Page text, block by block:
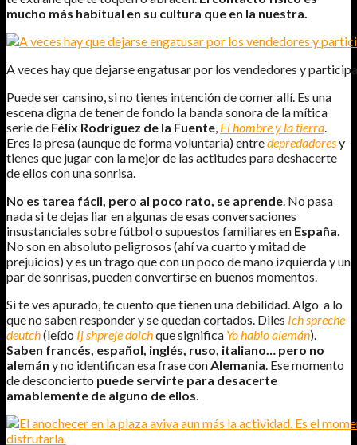
mucho más habitual en su cultura que en la nuestra.
A veces hay que dejarse engatusar por los vendedores y
Puede ser cansino, si no tienes intención de comer allí. Es una
escena digna de tener de fondo la banda sonora de la mítica
serie de Félix Rodríguez de la Fuente, El hombre y la tierra.
Eres la presa (aunque de forma voluntaria) entredepredadoresy
tienes que jugar con la mejor de las actitudes para deshacerte
de ellos con una sonrisa.
No es tarea fácil, pero al poco rato, se aprende. No pasa
nada si te dejas liar en algunas de esas conversaciones
insustanciales sobre fútbol o supuestos familiares en España.
No son en absoluto peligrosos (ahí va cuarto y mitad de
prejuicios) y es un trago que con un poco de mano izquierda y un
par de sonrisas, pueden convertirse en buenos momentos.
Si te ves apurado, te cuento que tienen una debilidad. Algo a lo
que no saben responder y se quedan cortados. Diles Ich spreche
deutch(leído Ij shpreje doichque significa Yohablo alemán).
Saben francés, español, inglés, ruso, italiano… pero no
alemán y no identifican esa frase conAlemania. Ese momento
de desconcierto puede servirte para desacerte
amablemente de alguno de ellos.